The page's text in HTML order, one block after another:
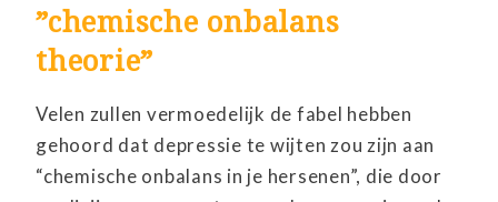
”chemische onbalans
theorie”
Velen zullen vermoedelijk de fabel hebben
gehoord dat depressie te wijten zou zijn aan
“chemische onbalans in je hersenen”, die door